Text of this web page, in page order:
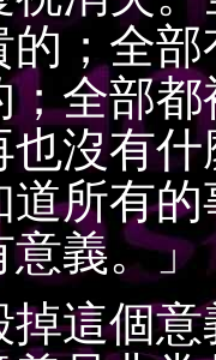
的；全
；全部
沒有
所有
義。」
個意